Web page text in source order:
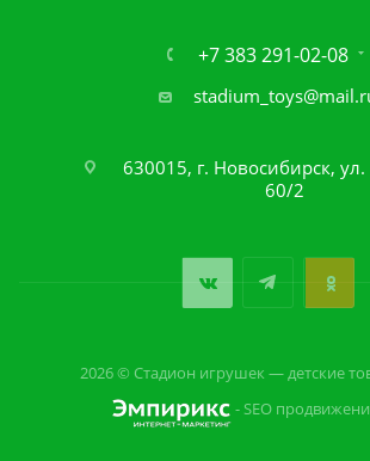
+7 383 291-02-08
630015, г. Новосибирск, ул.
60/2
2026 © Стадион игрушек — детские
- SEO